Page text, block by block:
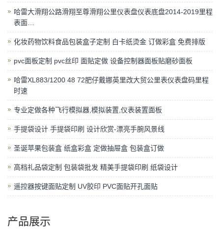
哈雷大滑翔公路滑翔至尊滑翔公里仪表盘仪表底盘2014-2019里程
表面…
化妆药物饮料食品包装盒子定制 白卡纸烫金 订做彩盒 免费排版
pvc面板定制 pvc丝印 面贴定做 设备控制器面板贴磨砂面板
哈雷XL883/1200 48 72肥仔戴娜英里改大贸公里表仪表盘码里程
时速
专业定做各种飞行模拟器,模拟装置,仪表装置面板
手提袋设计 手提袋印刷 设计欣赏-漂亮手腕风景线
圣诞苹果包装盒 纸盒彩盒 定做抽屉盒 包装盒订做
高档礼品袋定制 包装袋批发 精美手提袋印刷 纸袋设计
遥控器按键面贴定制 UV胶印 PVC面贴开孔面贴
产品展示